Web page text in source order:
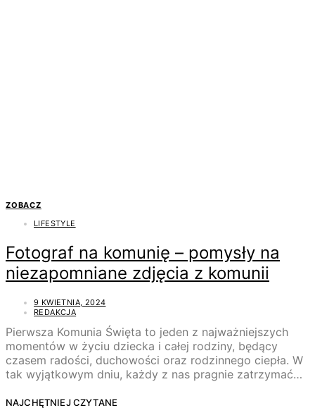
ZOBACZ
LIFESTYLE
Fotograf na komunię – pomysły na
niezapomniane zdjęcia z komunii
9 KWIETNIA, 2024
REDAKCJA
Pierwsza Komunia Święta to jeden z najważniejszych
momentów w życiu dziecka i całej rodziny, będący
czasem radości, duchowości oraz rodzinnego ciepła. W
tak wyjątkowym dniu, każdy z nas pragnie zatrzymać…
NAJCHĘTNIEJ CZYTANE